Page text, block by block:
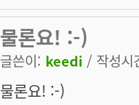
물론요! :-)
글쓴이: keedi / 작성
물론요! :-)